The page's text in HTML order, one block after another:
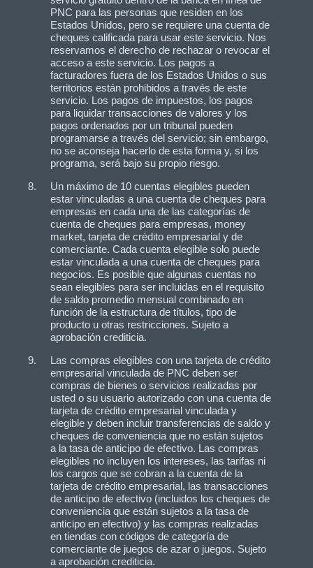
PNC para las personas que residen en los
Estados Unidos, pero se requiere una cuenta de
cheques calificada para usar este servicio. Nos
reservamos el derecho de rechazar o revocar el
acceso a este servicio. Los pagos a
facturadores fuera de los Estados Unidos o sus
territorios están prohibidos a través de este
servicio. Los pagos de impuestos, los pagos
para liquidar transacciones de valores y los
pagos ordenados por un tribunal pueden
programarse a través del servicio; sin embargo,
no se aconseja hacerlo de esta forma y, si los
programa, será bajo su propio riesgo.
Un máximo de 10 cuentas elegibles pueden
estar vinculadas a una cuenta de cheques para
empresas en cada una de las categorías de
cuenta de cheques para empresas, money
market, tarjeta de crédito empresarial y de
comerciante. Cada cuenta elegible solo puede
estar vinculada a una cuenta de cheques para
negocios. Es posible que algunas cuentas no
sean elegibles para ser incluidas en el requisito
de saldo promedio mensual combinado en
función de la estructura de títulos, tipo de
producto u otras restricciones. Sujeto a
aprobación crediticia.
Las compras elegibles con una tarjeta de crédito
empresarial vinculada de PNC deben ser
compras de bienes o servicios realizadas por
usted o su usuario autorizado con una cuenta de
tarjeta de crédito empresarial vinculada y
elegible y deben incluir transferencias de saldo y
cheques de conveniencia que no están sujetos
a la tasa de anticipo de efectivo. Las compras
elegibles no incluyen los intereses, las tarifas ni
los cargos que se cobran a la cuenta de la
tarjeta de crédito empresarial, las transacciones
de anticipo de efectivo (incluidos los cheques de
conveniencia que están sujetos a la tasa de
anticipo en efectivo) y las compras realizadas
en tiendas con códigos de categoría de
comerciante de juegos de azar o juegos. Sujeto
a aprobación crediticia.